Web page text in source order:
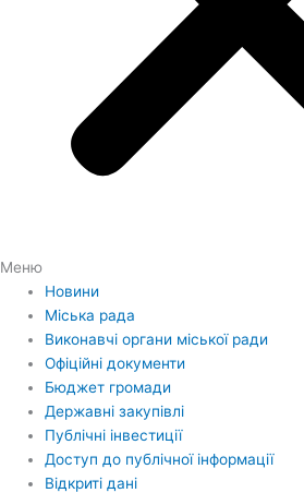
Меню
Новини
Міська рада
Виконавчі органи міської ради
Офіційні документи
Бюджет громади
Державні закупівлі
Публічні інвестиції
Доступ до публічної інформації
Відкриті дані